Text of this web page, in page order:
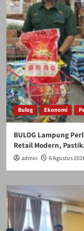
Bulog Ekonomi
BULOG Lampung
Retail Modern,
admin 6 Agustus